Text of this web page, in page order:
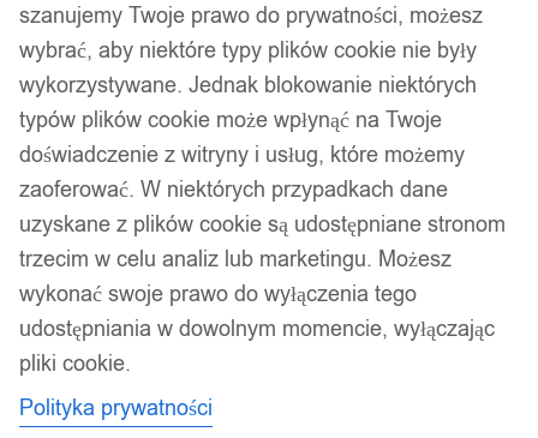
szanujemy Twoje prawo do prywatności, możesz
wybrać, aby niektóre typy plików cookie nie były
wykorzystywane. Jednak blokowanie niektórych
typów plików cookie może wpłynąć na Twoje
doświadczenie z witryny i usług, które możemy
zaoferować. W niektórych przypadkach dane
uzyskane z plików cookie są udostępniane stronom
trzecim w celu analiz lub marketingu. Możesz
wykonać swoje prawo do wyłączenia tego
udostępniania w dowolnym momencie, wyłączając
pliki cookie.
Polityka prywatności